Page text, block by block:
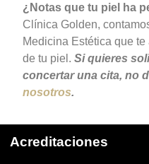
¿Notas que tu piel ha
Clínica Golden,
Medicina Estética que
de tu piel. Si quieres
concertar una cita, no
nosotros.
Acreditaciones